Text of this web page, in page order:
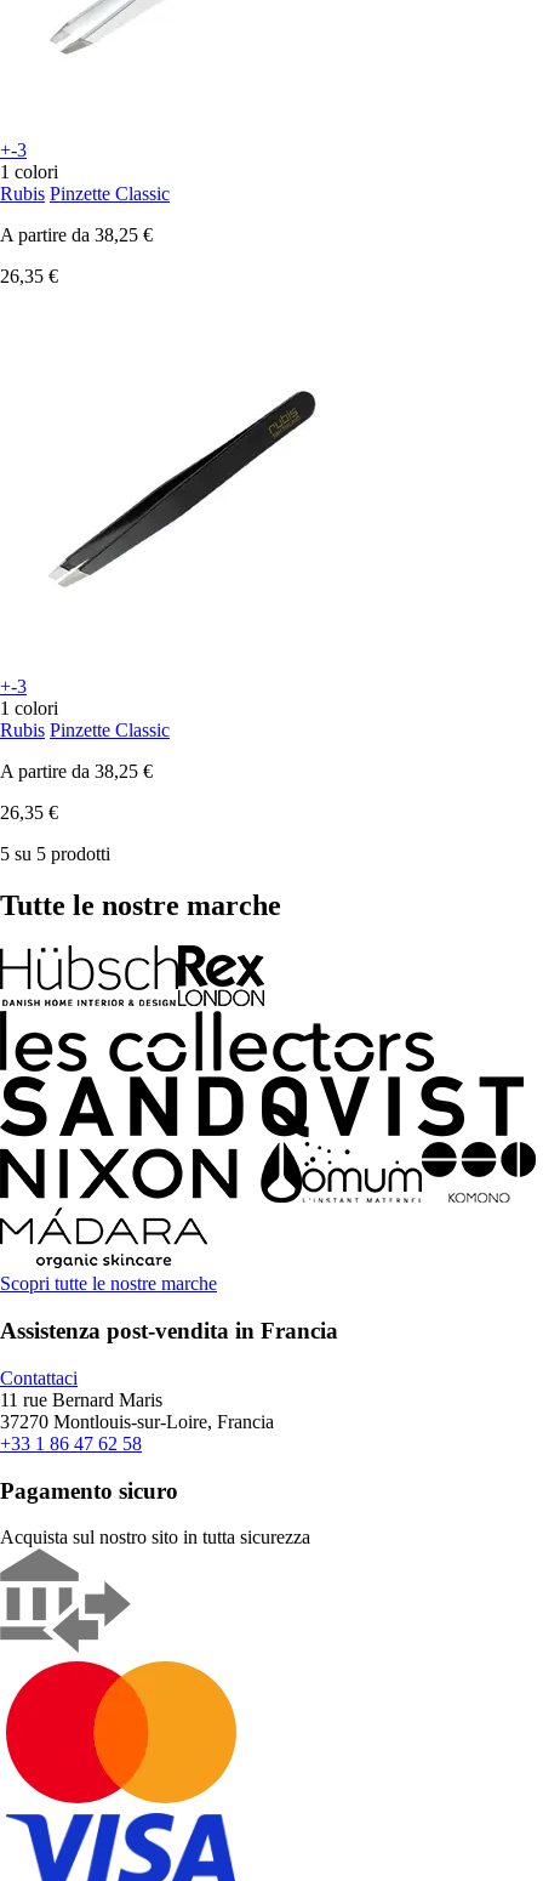
+-3
1 colori
Rubis Pinzette Classic
A partire da 38,25 €
26,35 €
+-3
1 colori
Rubis Pinzette Classic
A partire da 38,25 €
26,35 €
5 su 5 prodotti
Tutte le nostre marche
Scopri tutte le nostre marche
Assistenza post-vendita in Francia
Contattaci
11 rue Bernard Maris
37270 Montlouis-sur-Loire, Francia
+33 1 86 47 62 58
Pagamento sicuro
Acquista sul nostro sito in tutta sicurezza